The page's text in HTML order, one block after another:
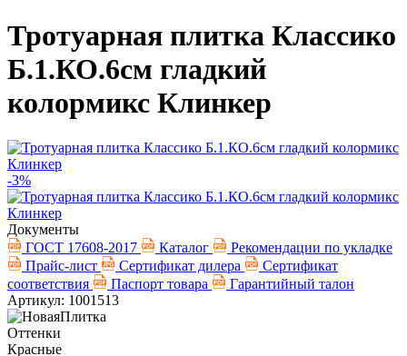
Тротуарная плитка Классико
Б.1.КО.6см гладкий
колормикс Клинкер
-3%
Документы
ГОСТ 17608-2017
Каталог
Рекомендации по укладке
Прайс-лист
Сертификат дилера
Сертификат
соответствия
Паспорт товара
Гарантийный талон
Артикул: 1001513
Оттенки
Красные